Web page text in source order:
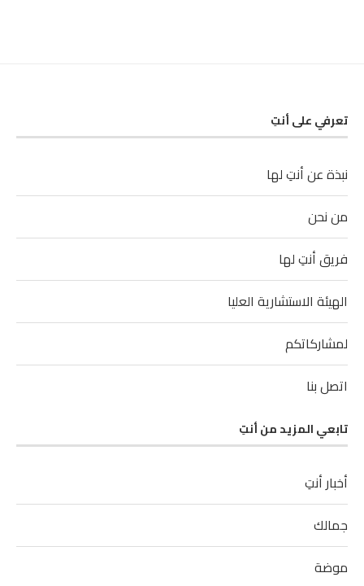
تعرفي على أنتِ
نبذة عن أنتِ لها
من نحن
فريق أنتِ لها
الهيئة الاستشارية العليا
لمشاركاتكم
اتصل بنا
تابعي المزيد من أنتِ
أخبار أنتِ
جمالك
موضة